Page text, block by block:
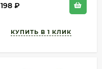
198 ₽